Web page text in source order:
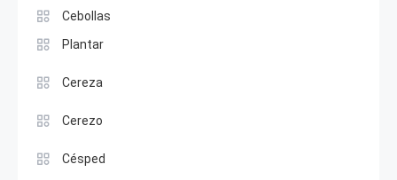
Cebollas
Plantar
Cereza
Cerezo
Césped